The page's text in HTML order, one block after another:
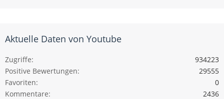
Aktuelle Daten von Youtube
Zugriffe
934223
Positive Bewertungen
29555
Favoriten
0
Kommentare
2436